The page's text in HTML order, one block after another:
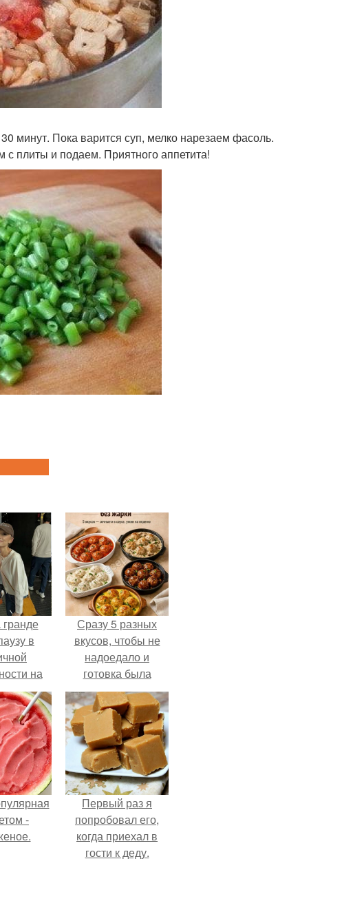
минут. Пока варится суп, мелко нарезаем фасоль.
плиты и подаем. Приятного аппетита!
в
на
о
Сразу 5 разных
вкусов, чтобы не
надоедало и
готовка была
проще.
-
Первый раз я
попробовал его,
когда приехал в
гости к деду.